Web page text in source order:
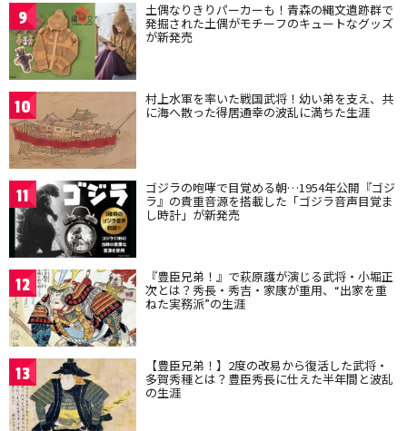
9 土偶なりきりパーカーも！青森の縄文遺跡群で
発掘された土偶がモチーフのキュートなグッズ
が新発売
10 村上水軍を率いた戦国武将！幼い弟を支え、共
に海へ散った得居通幸の波乱に満ちた生涯
11 ゴジラの咆哮で目覚める朝…1954年公開『ゴジ
ラ』の貴重音源を搭載した「ゴジラ音声目覚ま
し時計」が新発売
12 『豊臣兄弟！』で萩原護が演じる武将・小堀正
次とは？秀長・秀吉・家康が重用、“出家を重
ねた実務派”の生涯
13 【豊臣兄弟！】2度の改易から復活した武将・
多賀秀種とは？豊臣秀長に仕えた半年間と波乱
の生涯